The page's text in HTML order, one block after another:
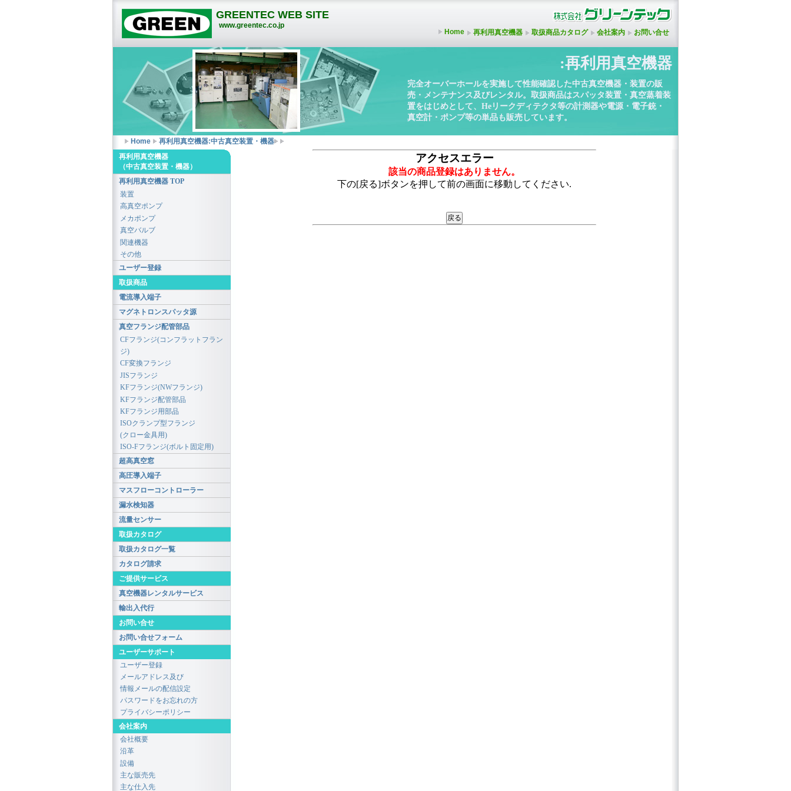
GREENTEC WEB SITE
www.greentec.co.jp
Home 再利用真空機器 取扱商品カタログ 会社案内 お問い合せ
:再利用真空機器
完全オーバーホールを実施して性能確認した中古真空機器・装置の販
売・メンテナンス及びレンタル。取扱商品はスパッタ装置・真空蒸着装
置をはじめとして、Heリークディテクタ等の計測器や電源・電子銃・
真空計・ポンプ等の単品も販売しています。
Home 再利用真空機器:中古真空装置・機器
アクセスエラー
該当の商品登録はありません。
下の[戻る]ボタンを押して前の画面に移動してください.
再利用真空機器
（中古真空装置・機器）
再利用真空機器 TOP
装置
高真空ポンプ
メカポンプ
真空バルブ
関連機器
その他
ユーザー登録
取扱商品
電流導入端子
マグネトロンスパッタ源
真空フランジ配管部品
CFフランジ(コンフラットフラン
ジ)
CF変換フランジ
JISフランジ
KFフランジ(NWフランジ)
KFフランジ配管部品
KFフランジ用部品
ISOクランプ型フランジ
(クロー金具用)
ISO-Fフランジ(ボルト固定用)
超高真空窓
高圧導入端子
マスフローコントローラー
漏水検知器
流量センサー
取扱カタログ
取扱カタログ一覧
カタログ請求
ご提供サービス
真空機器レンタルサービス
輸出入代行
お問い合せ
お問い合せフォーム
ユーザーサポート
ユーザー登録
メールアドレス及び
情報メールの配信設定
パスワードをお忘れの方
プライバシーポリシー
会社案内
会社概要
沿革
設備
主な販売先
主な仕入先